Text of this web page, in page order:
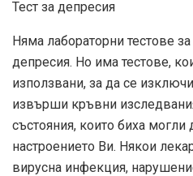
Тест за депресия
Няма лабораторни тестове
депресия. Но има тестове,
използвани, за да се
извърши кръвни
състояния, които биха могли
настроението Ви. Някои
вирусна инфекция,